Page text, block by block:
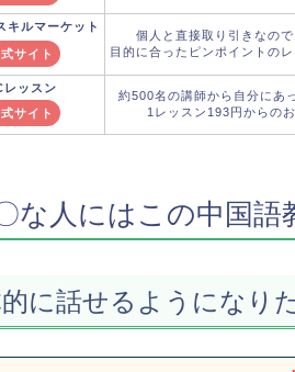
キルマーケット
サイト
個人と直接取り引きなの
目的に合ったピンポイントの
レッスン
サイト
約500名の講師から自分にあ
1レッスン193円からの
な人にはこの中国語
に話せるようになり